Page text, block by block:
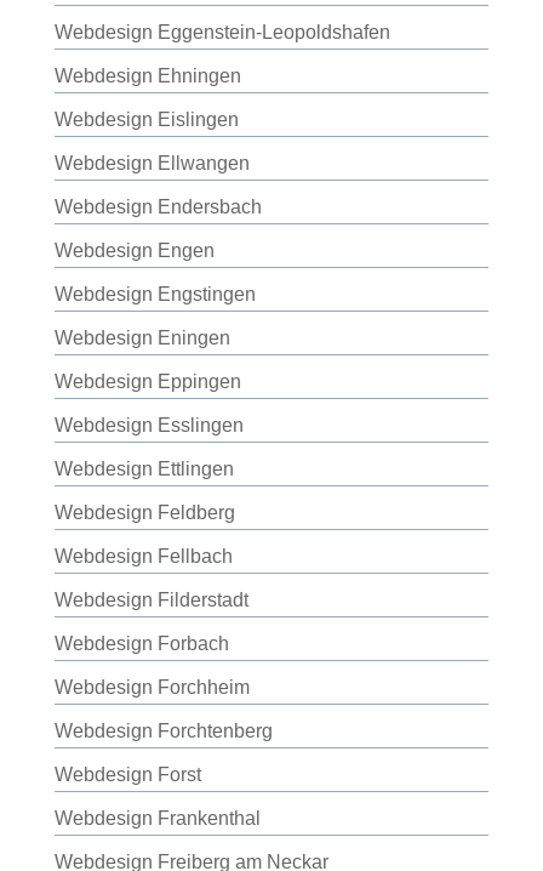
Webdesign Eggenstein-Leopoldshafen
Webdesign Ehningen
Webdesign Eislingen
Webdesign Ellwangen
Webdesign Endersbach
Webdesign Engen
Webdesign Engstingen
Webdesign Eningen
Webdesign Eppingen
Webdesign Esslingen
Webdesign Ettlingen
Webdesign Feldberg
Webdesign Fellbach
Webdesign Filderstadt
Webdesign Forbach
Webdesign Forchheim
Webdesign Forchtenberg
Webdesign Forst
Webdesign Frankenthal
Webdesign Freiberg am Neckar